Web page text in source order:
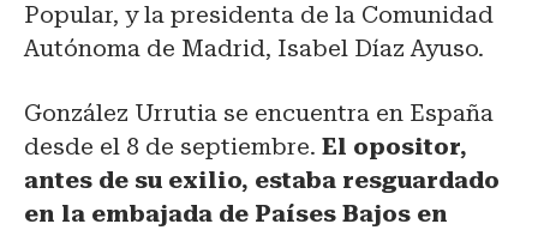
Popular, y la presidenta de la Comunidad
Autónoma de Madrid, Isabel Díaz Ayuso.
González Urrutia se encuentra en España
desde el 8 de septiembre. El opositor,
antes de su exilio, estaba resguardado
en la embajada de Países Bajos en